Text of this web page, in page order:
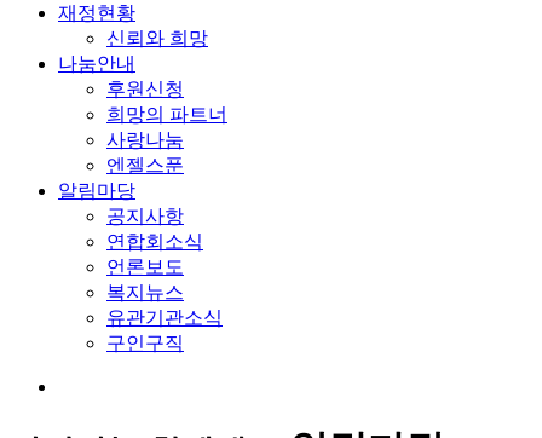
재정현황
신뢰와 희망
나눔안내
후원신청
희망의 파트너
사랑나눔
엔젤스푼
알림마당
공지사항
연합회소식
언론보도
복지뉴스
유관기관소식
구인구직